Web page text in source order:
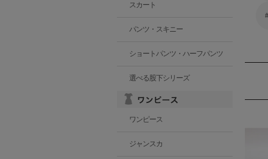
スカート
パンツ・スキニー
ショートパンツ・ハーフパンツ
選べる股下シリーズ
ワンピース
ジャンスカ